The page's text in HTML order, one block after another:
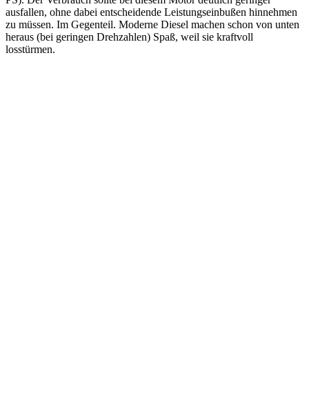
ausfallen, ohne dabei entscheidende Leistungseinbußen hinnehmen
zu müssen. Im Gegenteil. Moderne Diesel machen schon von unten
heraus (bei geringen Drehzahlen) Spaß, weil sie kraftvoll
losstürmen.